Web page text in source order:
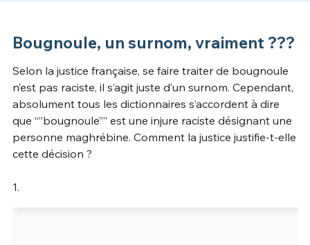
Bougnoule, un surnom, vraiment ???
Selon la justice française, se faire traiter de bougnoule
n’est pas raciste, il s’agit juste d’un surnom. Cependant,
absolument tous les dictionnaires s’accordent à dire
que “”bougnoule”” est une injure raciste désignant une
personne maghrébine. Comment la justice justifie-t-elle
cette décision ?
1.